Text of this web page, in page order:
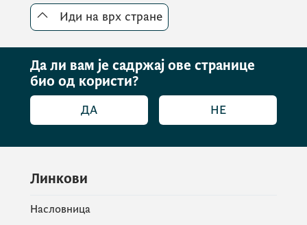
Иди на врх стране
Да ли вам је садржај ове странице
био од користи?
ДА НЕ
Линкови
Насловница